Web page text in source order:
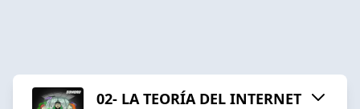
02- LA TEORÍA DEL INTERNET